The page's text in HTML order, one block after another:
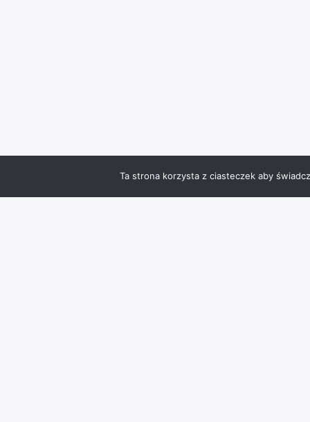
Ta strona korzysta z ciasteczek aby